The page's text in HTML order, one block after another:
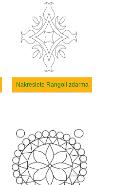
Nakreslete Rangoli zdarma